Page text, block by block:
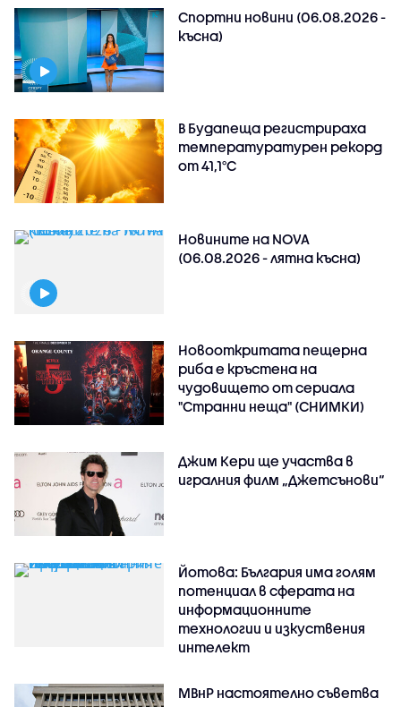
Спортни новини (06.08.2026 -
късна)
В Будапеща регистрираха
температуратурен рекорд
от 41,1°C
Новините на NOVA
(06.08.2026 - лятна късна)
Новооткритата пещерна
риба е кръстена на
чудовището от сериала
"Странни неща" (СНИМКИ)
Джим Кери ще участва в
игралния филм „Джетсънови“
Йотова: България има голям
потенциал в сферата на
информационните
технологии и изкуствения
интелект
МВнР настоятелно съветва